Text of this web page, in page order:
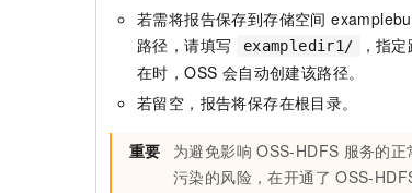
若需将报告保存到存储空间
路径，请填写
exampledir1/
，指
在时，OSS 会自动创建该路径。
若留空，报告将保存在根目录。
重要 为避免影响 OSS-HDFS 服务的
污染的风险，在开通了 OSS-